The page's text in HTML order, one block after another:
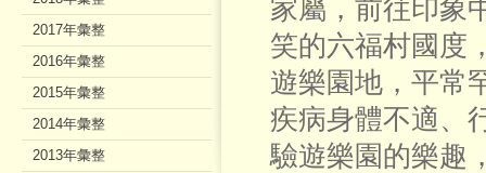
家屬，前往印象
笑的六福村國度
遊樂園地，平常
疾病身體不適、
驗遊樂園的樂趣
2017年彙整
2016年彙整
2015年彙整
2014年彙整
2013年彙整